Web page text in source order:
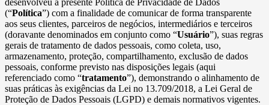
(“Política”) com a finalidade de comunicar de forma transparente
aos seus clientes, parceiros de negócios, intermediários e terceiros
(doravante denominados em conjunto como “Usuário”), suas regras
gerais de tratamento de dados pessoais, como coleta, uso,
armazenamento, proteção, compartilhamento, exclusão de dados
pessoais, conforme previsto nas disposições legais (aqui
referenciado como “tratamento”), demonstrando o alinhamento de
suas práticas às exigências da Lei no 13.709/2018, a Lei Geral de
Proteção de Dados Pessoais (LGPD) e demais normativos vigentes.